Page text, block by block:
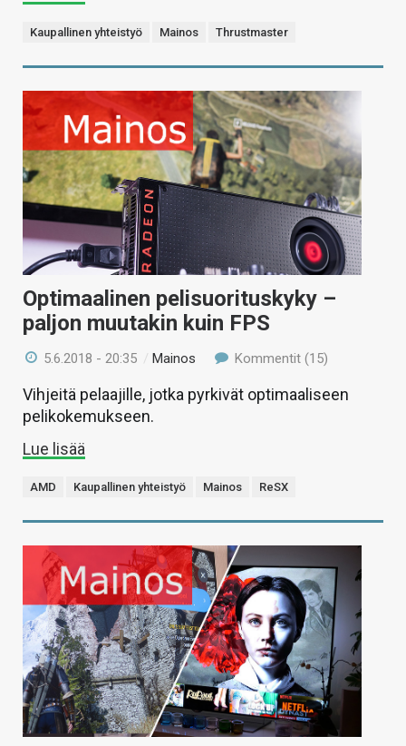
Kaupallinen yhteistyö Mainos Thrustmaster
Optimaalinen pelisuorituskyky –
paljon muutakin kuin FPS
5.6.2018 - 20:35 /Mainos Kommentit (15)
Vihjeitä pelaajille, jotka pyrkivät optimaaliseen
pelikokemukseen.
Lue lisää
AMD Kaupallinen yhteistyö Mainos ReSX